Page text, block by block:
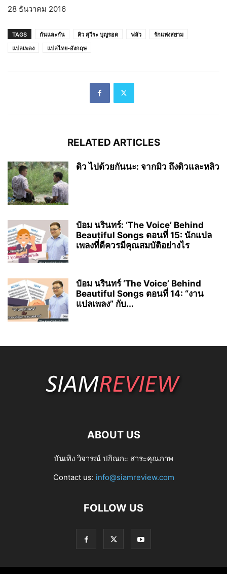
28 ธันวาคม 2016
TAGS กันและกัน คิว สุวีระ บุญรอด ฟลัว
รักแห่งสยาม
แปลเพลง
แปลไทย-อังกฤษ
RELATED ARTICLES
ดิว ไปด้วยกันนะ: จากมิว ถึงดิวและหลิว
ป๋อม นรินทร์: ‘The Voice’ Behind
Beautiful Songs ตอนที่ 15: นักแปล
เพลงที่ดีควรมีคุณสมบัติอย่างไร
ป๋อม นรินทร์ ‘The Voice’ Behind
Beautiful Songs ตอนที่ 14: “งาน
แปลเพลง” กับ...
ABOUT US
บันเทิง วิจารณ์ ปกิณกะ สาระคุณภาพ
Contact us: info@siamreview.com
FOLLOW US